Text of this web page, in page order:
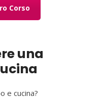
Corso
una
e cucina?